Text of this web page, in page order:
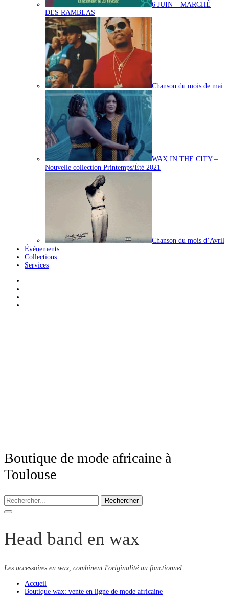
6 JUIN – MARCHÉ
DES RAMBLAS
Chanson du mois de mai
WAX IN THE CITY –
Nouvelle collection Printemps/Été 2021
Chanson du mois d’Avril
Évènements
Collections
Services
Boutique de mode africaine à
Toulouse
Rechercher
Head band en wax
Les accessoires en wax, combinent l'originalité au fonctionnel
Accueil
Boutique wax: vente en ligne de mode africaine